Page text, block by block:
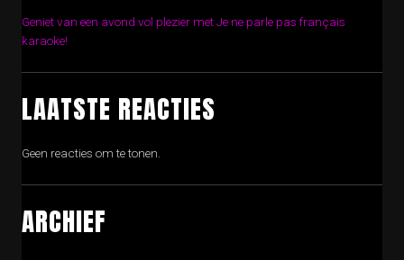
Geniet van een avond vol plezier met Je ne parle pas français
karaoke!
LAATSTE REACTIES
Geen reacties om te tonen.
ARCHIEF